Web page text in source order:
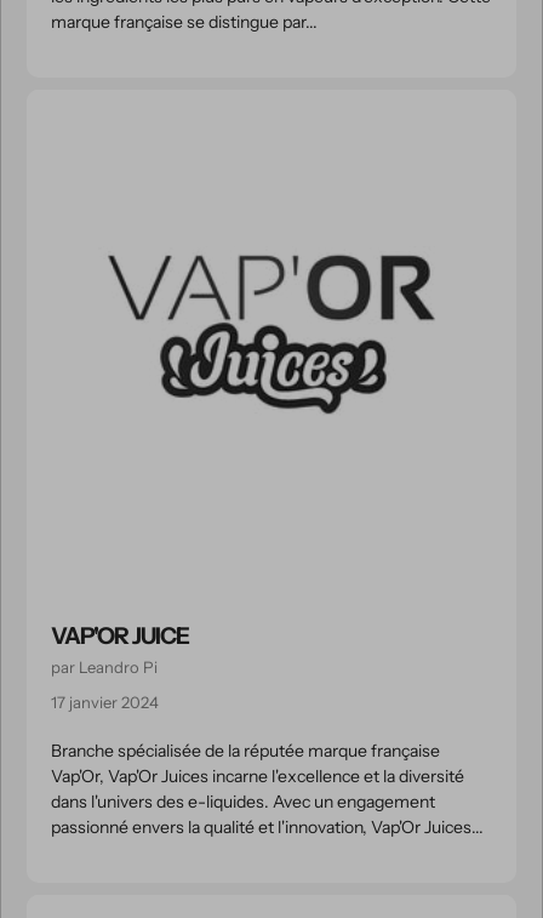
marque française se distingue par...
VAP'OR JUICE
par Leandro Pi
17 janvier 2024
Branche spécialisée de la réputée marque française
Vap'Or, Vap'Or Juices incarne l'excellence et la diversité
dans l'univers des e-liquides. Avec un engagement
passionné envers la qualité et l'innovation, Vap'Or Juices...